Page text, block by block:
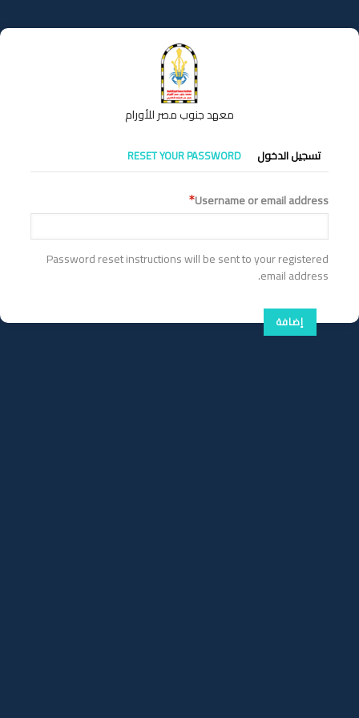
إلى
المحتوى
معهد جنوب مصر للأورام
التبويبات
الأساسية
تسجيل الدخول RESET YOUR PASSWORD
Username or email address
Password reset instructions will be sent to your registered
email address.